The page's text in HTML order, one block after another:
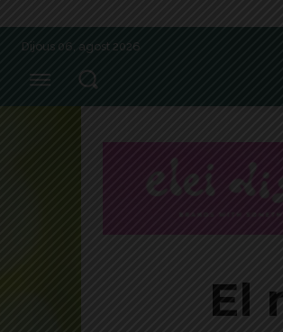
Dijous 06, agost 2026
El